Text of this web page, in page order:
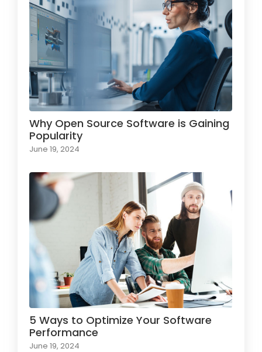
Why Open Source Software is Gaining
Popularity
June 19, 2024
5 Ways to Optimize Your Software
Performance
June 19, 2024